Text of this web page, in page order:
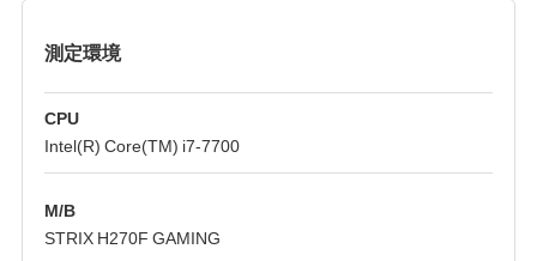
測定環境
CPU
Intel(R) Core(TM) i7-7700
M/B
STRIX H270F GAMING